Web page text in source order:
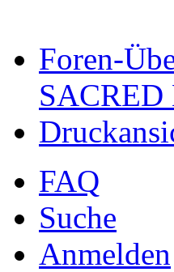
Foren-
FAQ
Suche
Anmelden